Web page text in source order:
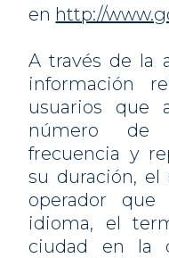
en http://
A través de la
información
usuarios que
número de
frecuencia y
su duración, el
operador
idioma, el
ciudad en la